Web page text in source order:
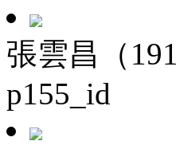
張雲昌（
p155_id